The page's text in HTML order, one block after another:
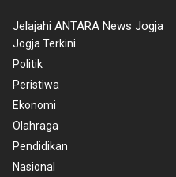
Jelajahi ANTARA News Jogja
Jogja Terkini
Politik
Peristiwa
Ekonomi
Olahraga
Pendidikan
Nasional